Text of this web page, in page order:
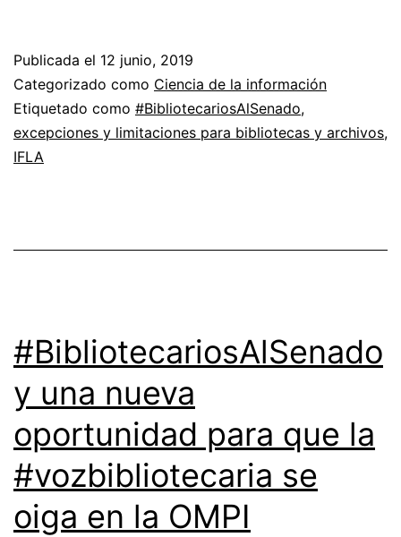
Publicada el 12 junio, 2019
Categorizado como Ciencia de la información
Etiquetado como #BibliotecariosAlSenado,
excepciones y limitaciones para bibliotecas y archivos,
IFLA
#BibliotecariosAlSenado
y una nueva
oportunidad para que la
#vozbibliotecaria se
oiga en la OMPI